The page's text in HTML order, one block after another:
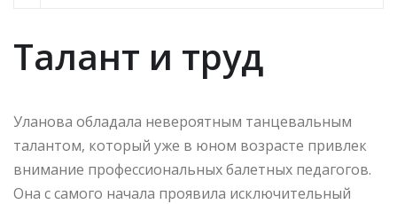
Талант и труд
Уланова обладала невероятным танцевальным
талантом, который уже в юном возрасте привлек
внимание профессиональных балетных педагогов.
Она с самого начала проявила исключительный